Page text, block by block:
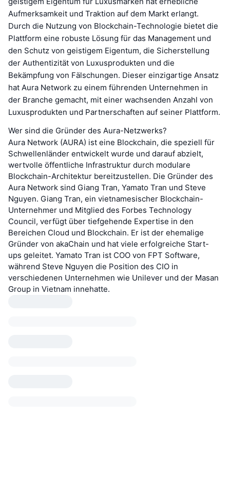
Aufmerksamkeit und Traktion auf dem Markt erlangt.
Durch die Nutzung von Blockchain-Technologie bietet die
Plattform eine robuste Lösung für das Management und
den Schutz von geistigem Eigentum, die Sicherstellung
der Authentizität von Luxusprodukten und die
Bekämpfung von Fälschungen. Dieser einzigartige Ansatz
hat Aura Network zu einem führenden Unternehmen in
der Branche gemacht, mit einer wachsenden Anzahl von
Luxusprodukten und Partnerschaften auf seiner Plattform.
Wer sind die Gründer des Aura-Netzwerks?
Aura Network (AURA) ist eine Blockchain, die speziell für
Schwellenländer entwickelt wurde und darauf abzielt,
wertvolle öffentliche Infrastruktur durch modulare
Blockchain-Architektur bereitzustellen. Die Gründer des
Aura Network sind Giang Tran, Yamato Tran und Steve
Nguyen. Giang Tran, ein vietnamesischer Blockchain-
Unternehmer und Mitglied des Forbes Technology
Council, verfügt über tiefgehende Expertise in den
Bereichen Cloud und Blockchain. Er ist der ehemalige
Gründer von akaChain und hat viele erfolgreiche Start-
ups geleitet. Yamato Tran ist COO von FPT Software,
während Steve Nguyen die Position des CIO in
verschiedenen Unternehmen wie Unilever und der Masan
Group in Vietnam innehatte.